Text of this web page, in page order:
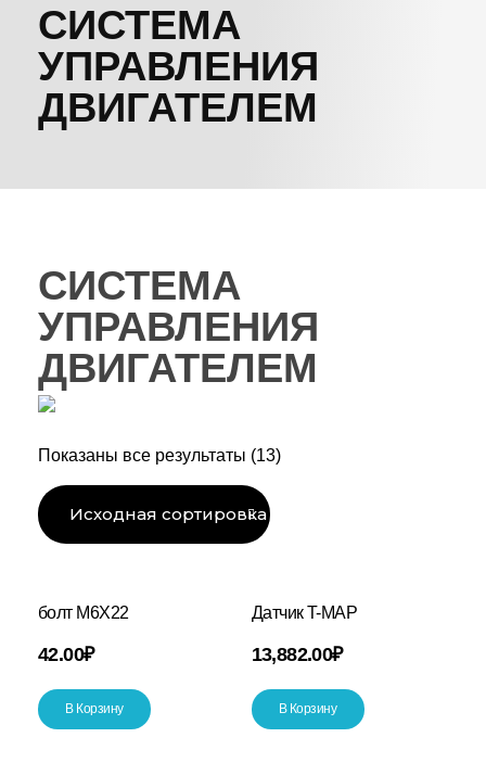
СИСТЕМА
УПРАВЛЕНИЯ
ДВИГАТЕЛЕМ
СИСТЕМА
УПРАВЛЕНИЯ
ДВИГАТЕЛЕМ
Показаны все результаты (13)
болт M6X22
42.00₽
В Корзину
Датчик T-MAP
13,882.00₽
В Корзину